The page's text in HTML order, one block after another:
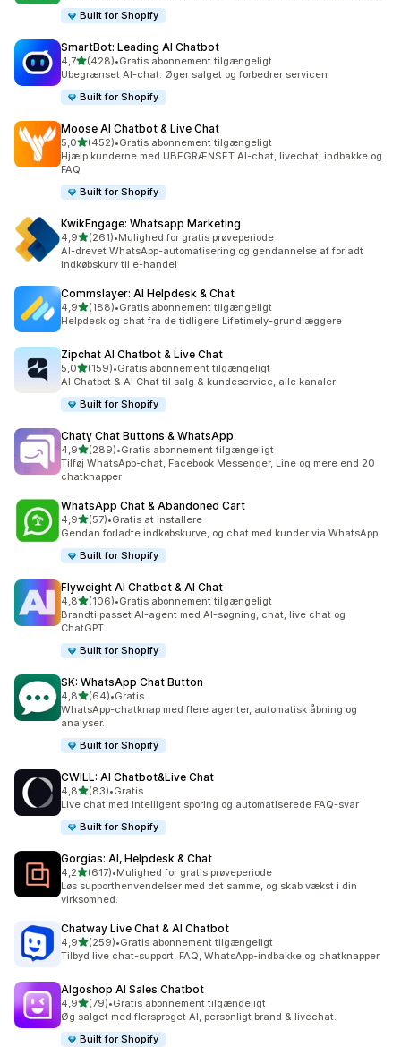
Built for Shopify
SmartBot: Leading AI Chatbot
4,7ud af 5 stjerner
(428)
428 anmeldelser i alt
•Gratis abonnement tilgængeligt
Ubegrænset AI-chat: Øger salget og forbedrer servicen
Built for Shopify
Moose AI Chatbot & Live Chat
5,0ud af 5 stjerner
(452)
452 anmeldelser i alt
•Gratis abonnement tilgængeligt
Hjælp kunderne med UBEGRÆNSET AI-chat, livechat, indbakke og
FAQ
Built for Shopify
KwikEngage: Whatsapp Marketing
4,9ud af 5 stjerner
(261)
261 anmeldelser i alt
•Mulighed for gratis prøveperiode
AI-drevet WhatsApp-automatisering og gendannelse af forladt
indkøbskurv til e-handel
Commslayer: AI Helpdesk & Chat
4,9ud af 5 stjerner
(188)
188 anmeldelser i alt
•Gratis abonnement tilgængeligt
Helpdesk og chat fra de tidligere Lifetimely-grundlæggere
Zipchat AI Chatbot & Live Chat
5,0ud af 5 stjerner
(159)
159 anmeldelser i alt
•Gratis abonnement tilgængeligt
AI Chatbot & AI Chat til salg & kundeservice, alle kanaler
Built for Shopify
Chaty Chat Buttons & WhatsApp
4,9ud af 5 stjerner
(289)
289 anmeldelser i alt
•Gratis abonnement tilgængeligt
Tilføj WhatsApp-chat, Facebook Messenger, Line og mere end 20
chatknapper
WhatsApp Chat & Abandoned Cart
4,9ud af 5 stjerner
(57)
57 anmeldelser i alt
•Gratis at installere
Gendan forladte indkøbskurve, og chat med kunder via WhatsApp.
Built for Shopify
Flyweight AI Chatbot & AI Chat
4,8ud af 5 stjerner
(106)
106 anmeldelser i alt
•Gratis abonnement tilgængeligt
Brandtilpasset AI-agent med AI-søgning, chat, live chat og
ChatGPT
Built for Shopify
SK: WhatsApp Chat Button
4,8ud af 5 stjerner
(64)
64 anmeldelser i alt
•Gratis
WhatsApp-chatknap med flere agenter, automatisk åbning og
analyser.
Built for Shopify
CWILL: AI Chatbot&Live Chat
4,8ud af 5 stjerner
(83)
83 anmeldelser i alt
•Gratis
Live chat med intelligent sporing og automatiserede FAQ-svar
Built for Shopify
Gorgias: AI, Helpdesk & Chat
4,2ud af 5 stjerner
(617)
617 anmeldelser i alt
•Mulighed for gratis prøveperiode
Løs supporthenvendelser med det samme, og skab vækst i din
virksomhed.
Chatway Live Chat & AI Chatbot
4,9ud af 5 stjerner
(259)
259 anmeldelser i alt
•Gratis abonnement tilgængeligt
Tilbyd live chat-support, FAQ, WhatsApp-indbakke og chatknapper
Algoshop AI Sales Chatbot
4,9ud af 5 stjerner
(79)
79 anmeldelser i alt
•Gratis abonnement tilgængeligt
Øg salget med flersproget AI, personligt brand & livechat.
Built for Shopify